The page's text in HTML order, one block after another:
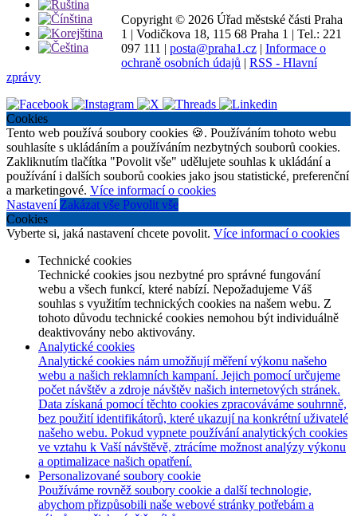
Copyright © 2026 Úřad městské části Praha
1 | Vodičkova 18, 115 68 Praha 1 | Tel.: 221
097 111 | posta@praha1.cz | Informace o
ochraně osobních údajů | RSS - Hlavní
zprávy
Cookies
Tento web používá soubory cookies 🍪. Používáním tohoto webu
souhlasíte s ukládáním a používáním nezbytných souborů cookies.
Zakliknutím tlačítka "Povolit vše" udělujete souhlas k ukládání a
používání i dalších souborů cookies jako jsou statistické, preferenční
a marketingové. Více informací o cookies
Nastavení Zakázat vše Povolit vše
Cookies
Vyberte si, jaká nastavení chcete povolit. Více informací o cookies
Technické cookies
Technické cookies jsou nezbytné pro správné fungování
webu a všech funkcí, které nabízí. Nepožadujeme Váš
souhlas s využitím technických cookies na našem webu. Z
tohoto důvodu technické cookies nemohou být individuálně
deaktivovány nebo aktivovány.
Analytické cookies
Analytické cookies nám umožňují měření výkonu našeho
webu a našich reklamních kampaní. Jejich pomocí určujeme
počet návštěv a zdroje návštěv našich internetových stránek.
Data získaná pomocí těchto cookies zpracováváme souhrnně,
bez použití identifikátorů, které ukazují na konkrétní uživatelé
našeho webu. Pokud vypnete používání analytických cookies
ve vztahu k Vaší návštěvě, ztrácíme možnost analýzy výkonu
a optimalizace našich opatření.
Personalizované soubory cookie
Používáme rovněž soubory cookie a další technologie,
abychom přizpůsobili naše webové stránky potřebám a